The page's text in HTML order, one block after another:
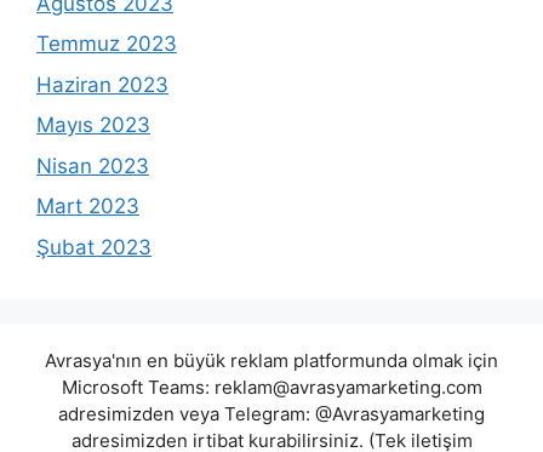
Temmuz 2023
Haziran 2023
Mayıs 2023
Nisan 2023
Mart 2023
Şubat 2023
Avrasya'nın en büyük reklam platformunda olmak için
Microsoft Teams: reklam@avrasyamarketing.com
adresimizden veya Telegram: @Avrasyamarketing
adresimizden irtibat kurabilirsiniz. (Tek iletişim